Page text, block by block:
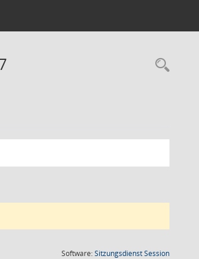
Software:SitzungsdienstSession(Wird in